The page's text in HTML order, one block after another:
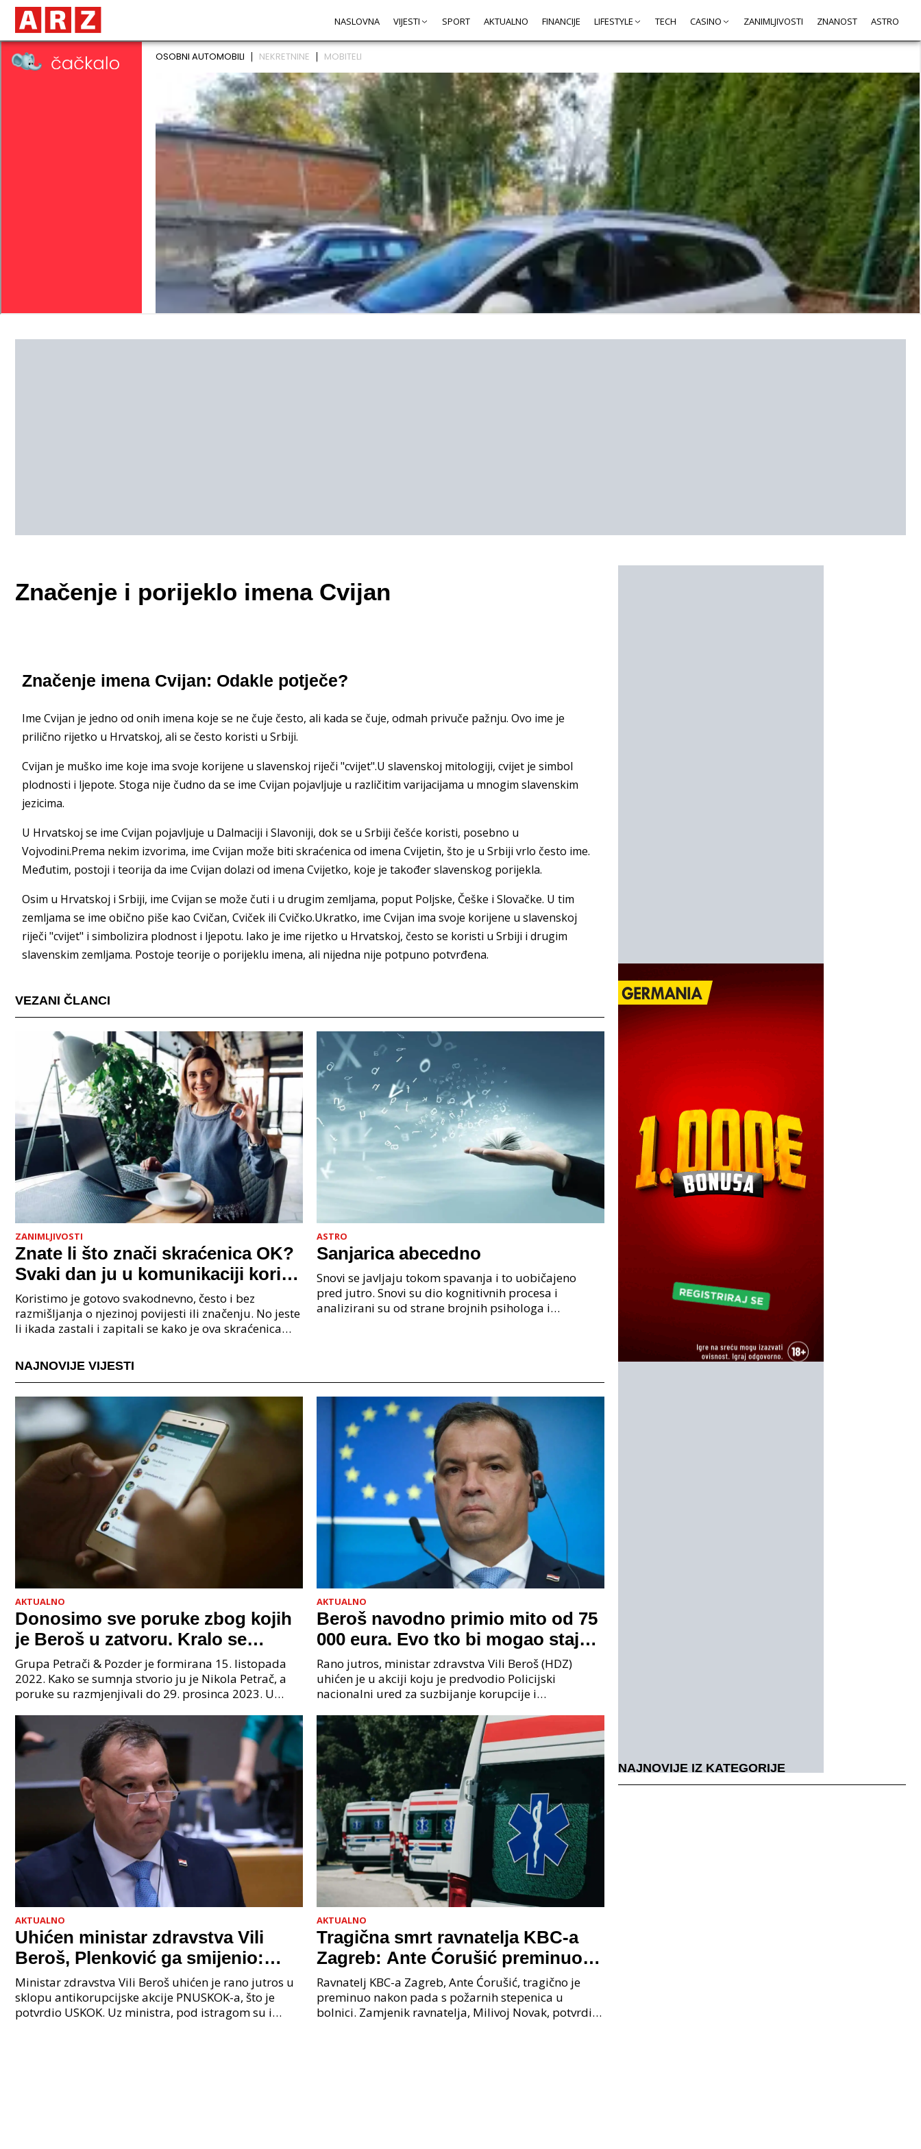
NASLOVNA VIJESTI SPORT AKTUALNO FINANCIJE LIFESTYLE TECH CASINO ZANIMLJIVOSTI ZNANOST ASTRO
Značenje i porijeklo imena Cvijan
Značenje imena Cvijan: Odakle potječe?
Ime Cvijan je jedno od onih imena koje se ne čuje često, ali kada se čuje, odmah privuče pažnju. Ovo ime je
prilično rijetko u Hrvatskoj, ali se često koristi u Srbiji.
Cvijan je muško ime koje ima svoje korijene u slavenskoj riječi "cvijet".U slavenskoj mitologiji, cvijet je simbol
plodnosti i ljepote. Stoga nije čudno da se ime Cvijan pojavljuje u različitim varijacijama u mnogim slavenskim
jezicima.
U Hrvatskoj se ime Cvijan pojavljuje u Dalmaciji i Slavoniji, dok se u Srbiji češće koristi, posebno u
Vojvodini.Prema nekim izvorima, ime Cvijan može biti skraćenica od imena Cvijetin, što je u Srbiji vrlo često ime.
Međutim, postoji i teorija da ime Cvijan dolazi od imena Cvijetko, koje je također slavenskog porijekla.
Osim u Hrvatskoj i Srbiji, ime Cvijan se može čuti i u drugim zemljama, poput Poljske, Češke i Slovačke. U tim
zemljama se ime obično piše kao Cvičan, Cviček ili Cvičko.Ukratko, ime Cvijan ima svoje korijene u slavenskoj
riječi "cvijet" i simbolizira plodnost i ljepotu. Iako je ime rijetko u Hrvatskoj, često se koristi u Srbiji i drugim
slavenskim zemljama. Postoje teorije o porijeklu imena, ali nijedna nije potpuno potvrđena.
VEZANI ČLANCI
ZANIMLJIVOSTI
Znate li što znači skraćenica OK?
Svaki dan ju u komunikaciji koristi
cijeli svijet.
Koristimo je gotovo svakodnevno, često i bez
razmišljanja o njezinoj povijesti ili značenju. No jeste
li ikada zastali i zapitali se kako je ova skraćenica
ASTRO
Sanjarica abecedno
Snovi se javljaju tokom spavanja i to uobičajeno
pred jutro. Snovi su dio kognitivnih procesa i
analizirani su od strane brojnih psihologa i
NAJNOVIJE VIJESTI
AKTUALNO
Donosimo sve poruke zbog kojih
je Beroš u zatvoru. Kralo se
godinama. Tko će iz vlade biti
sljedeći uhićen?
Grupa Petrači & Pozder je formirana 15. listopada
2022. Kako se sumnja stvorio ju je Nikola Petrač, a
poruke su razmjenjivali do 29. prosinca 2023. U
AKTUALNO
Beroš navodno primio mito od 75
000 eura. Evo tko bi mogao stajati
na čelu zločinačkog udruženja
Rano jutros, ministar zdravstva Vili Beroš (HDZ)
uhićen je u akciji koju je predvodio Policijski
nacionalni ured za suzbijanje korupcije i
priopćenju USKOK
AKTUALNO
Uhićen ministar zdravstva Vili
Beroš, Plenković ga smijenio:
Istraga USKOK-a zbog korupcije
Ministar zdravstva Vili Beroš uhićen je rano jutros u
sklopu antikorupcijske akcije PNUSKOK-a, što je
potvrdio USKOK. Uz ministra, pod istragom su i
AKTUALNO
Tragična smrt ravnatelja KBC-a
Zagreb: Ante Ćorušić preminuo
nakon pada u bolnici, policija na
mjestu događaja
Ravnatelj KBC-a Zagreb, Ante Ćorušić, tragično je
preminuo nakon pada s požarnih stepenica u
bolnici. Zamjenik ravnatelja, Milivoj Novak, potvrdio
NAJNOVIJE IZ KATEGORIJE